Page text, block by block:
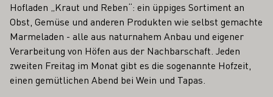
Hofladen „Kraut und Reben“: ein üppiges Sortiment an
Obst, Gemüse und anderen Produkten wie selbst gemachte
Marmeladen - alle aus naturnahem Anbau und eigener
Verarbeitung von Höfen aus der Nachbarschaft. Jeden
zweiten Freitag im Monat gibt es die sogenannte Hofzeit,
einen gemütlichen Abend bei Wein und Tapas.